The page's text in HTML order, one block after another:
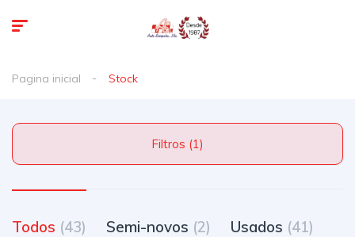
Pagina inicial Stock
Filtros (1)
Todos (43) Semi-novos (2) Usados (41)